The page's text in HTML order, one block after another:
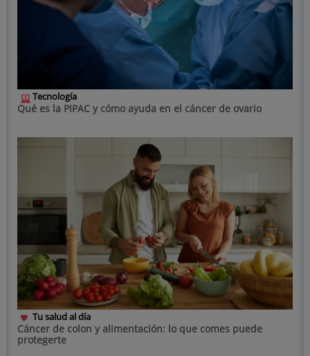
Tecnología
Qué es la PIPAC y cómo ayuda en el cáncer de ovario
Tu salud al día
Cáncer de colon y alimentación: lo que comes puede
protegerte